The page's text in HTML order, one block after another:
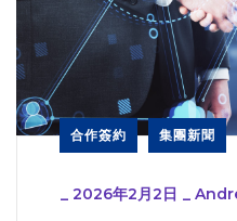
合作簽約 集團新聞
_ 2026年2月2日 _